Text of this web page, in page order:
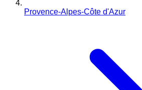
Provence-Alpes-Côte d'Azur